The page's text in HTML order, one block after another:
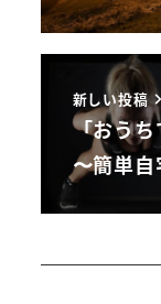
新しい投稿
「おう
〜簡単